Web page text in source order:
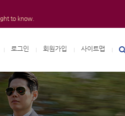
to know.
로그인 회원가입 사이트맵